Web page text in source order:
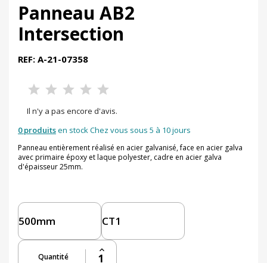
Panneau AB2
Intersection
REF: A-21-07358
Il n'y a pas encore d'avis.
0 produitsen stock Chez vous sous 5 à 10 jours
Panneau entièrement réalisé en acier galvanisé, face en acier galva
avec primaire époxy et laque polyester, cadre en acier galva
d'épaisseur 25mm.
Quantité